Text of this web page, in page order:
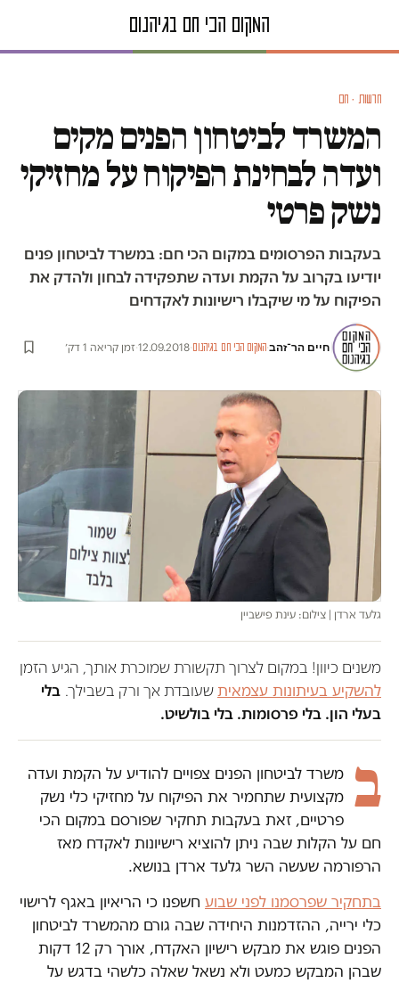
חדשות · חם
המשרד לביטחון הפנים מקים
ועדה לבחינת הפיקוח על מחזיקי
נשק פרטי
בעקבות הפרסומים במקום הכי חם: במשרד לביטחון פנים
יודיעו בקרוב על הקמת ועדה שתפקידה לבחון ולהדק את
הפיקוח על מי שיקבלו רישיונות לאקדחים
חיים הר־זהב·המקום הכי חם בגיהנום·
12.09.2018
·זמן קריאה 1 דק׳
גלעד ארדן | צילום: עינת פישביין
משנים כיוון! במקום לצרוך תקשורת שמוכרת אותך, הגיע הזמן
להשקיע בעיתונות עצמאיתשעובדת אך ורק בשבילך. בלי
בעלי הון. בלי פרסומות. בלי בולשיט.
ב משרד לביטחון הפנים צפויים להודיע על הקמת ועדה
מקצועית שתחמיר את הפיקוח על מחזיקי כלי נשק
פרטיים, זאת בעקבות תחקיר שפורסם במקום הכי
חם על הקלות שבה ניתן להוציא רישיונות לאקדח מאז
הרפורמה שעשה השר גלעד ארדן בנושא.
בתחקיר שפרסמנו לפני שבוע חשפנו כי הריאיון באגף לרישוי
כלי ירייה, ההזדמנות היחידה שבה גורם מהמשרד לביטחון
הפנים פוגש את מבקש רישיון האקדח, אורך רק 12 דקות
שבהן המבקש כמעט ולא נשאל שאלה כלשהי בדגש על